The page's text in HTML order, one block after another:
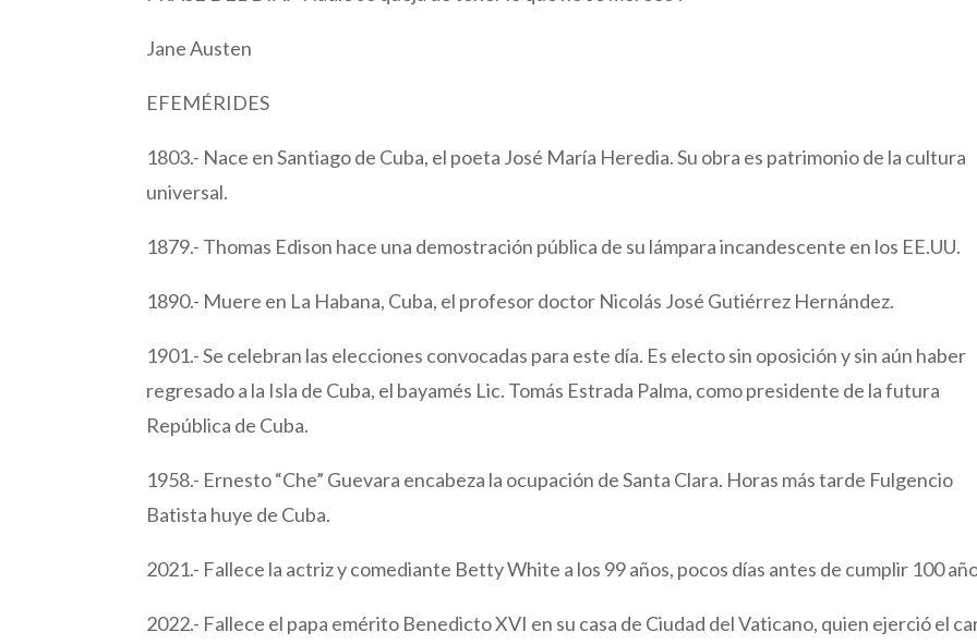
Jane Austen
EFEMÉRIDES
1803.- Nace en Santiago de Cuba, el poeta José María Heredia. Su obra es patrimonio de la cultura
universal.
1879.- Thomas Edison hace una demostración pública de su lámpara incandescente en los EE.UU.
1890.- Muere en La Habana, Cuba, el profesor doctor Nicolás José Gutiérrez Hernández.
1901.- Se celebran las elecciones convocadas para este día. Es electo sin oposición y sin aún haber
regresado a la Isla de Cuba, el bayamés Lic. Tomás Estrada Palma, como presidente de la futura
República de Cuba.
1958.- Ernesto “Che” Guevara encabeza la ocupación de Santa Clara. Horas más tarde Fulgencio
Batista huye de Cuba.
2021.- Fallece la actriz y comediante Betty White a los 99 años, pocos días antes de cumplir 100
2022.- Fallece el papa emérito Benedicto XVI en su casa de Ciudad del Vaticano, quien ejerció el